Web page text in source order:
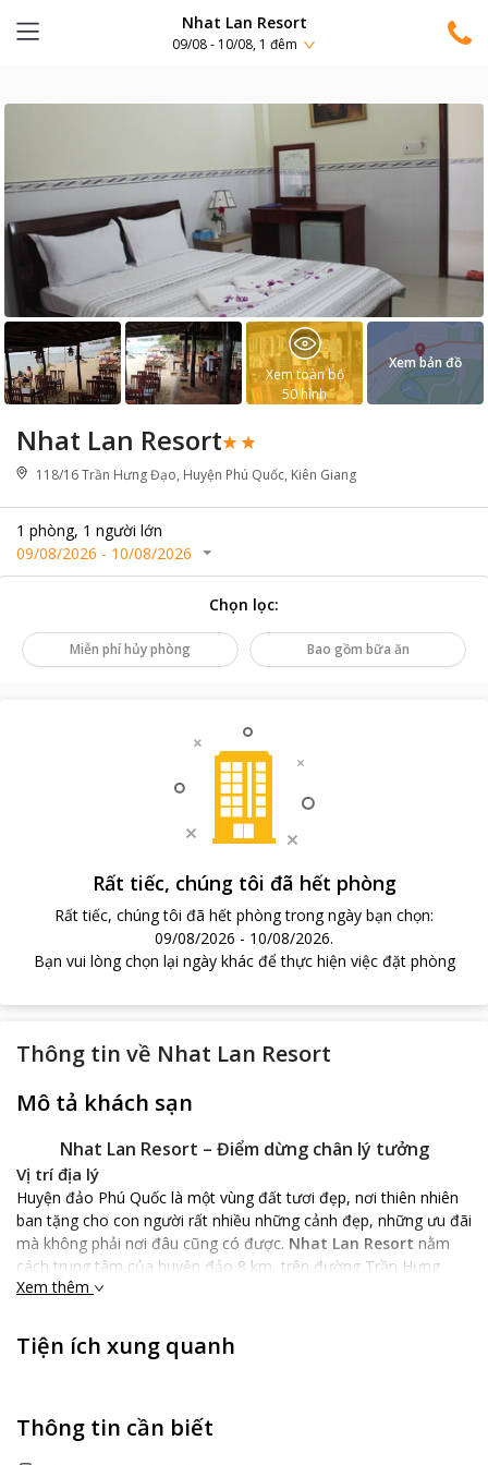
Nhat Lan Resort
09/08 - 10/08, 1 đêm
Nhat Lan Resort
118/16 Trần Hưng Đạo, Huyện Phú Quốc, Kiên Giang
1 phòng, 1 người lớn
09/08/2026 - 10/08/2026
Xem toàn bộ
50hình
Xem bản đồ
Chọn lọc:
Miễn phí hủy phòng Bao gồm bữa ăn
Rất tiếc, chúng tôi đã hết phòng
Rất tiếc, chúng tôi đã hết phòng trong ngày bạn chọn:
09/08/2026 - 10/08/2026.
Bạn vui lòng chọn lại ngày khác để thực hiện việc đặt phòng
Thông tin về Nhat Lan Resort
Mô tả khách sạn
Nhat Lan Resort – Điểm dừng chân lý tưởng
Vị trí địa lý
Huyện đảo Phú Quốc là một vùng đất tươi đẹp, nơi thiên nhiên
ban tặng cho con người rất nhiều những cảnh đẹp, những ưu đãi
mà không phải nơi đâu cũng có được. Nhat Lan Resort nằm
cách trung tâm của huyện đảo 8 km, trên đường Trần Hưng
Đạo, một vị trí lý tưởng cho bạn có thể dễ dàng có được những
đẹp này. Từ đây rất gần với những điểm đến nổi tiếng như
Trung tâm lặn Rainbow Divers, Trung tâm lặn biển PADI Việt
Đặc điểm khách sạn
Xem thêm
Tiện ích xung quanh
Thông tin cần biết